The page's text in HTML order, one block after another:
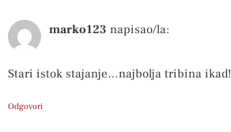
marko123 napisao/la:
Stari istok stajanje…najbolja tribina ikad!
Odgovori